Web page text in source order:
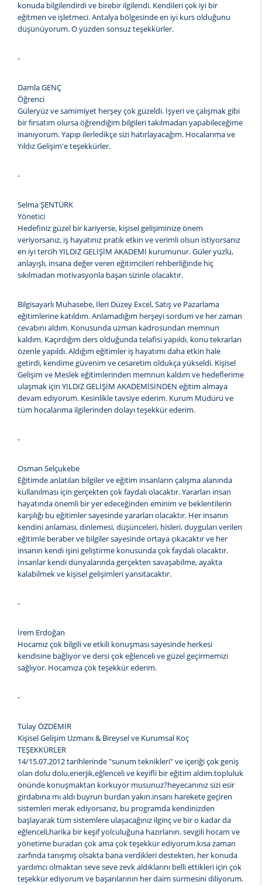
konuda bilgilendirdi ve birebir ilgilendi. Kendileri çok iyi bir
eğitmen ve işletmeci. Antalya bölgesinde en iyi kurs olduğunu
düşünüyorum. O yüzden sonsuz teşekkürler.
-
Damla GENÇ
Öğrenci
Güleryüz ve samimiyet herşey çok güzeldi. İşyeri ve çalışmak gibi
bir fırsatım olursa öğrendiğim bilgileri takılmadan yapabileceğime
inanıyorum. Yapıp ilerledikçe sizi hatırlayacağım. Hocalarıma ve
Yıldız Gelişim'e teşekkürler.
-
Selma ŞENTÜRK
Yönetici
Hedefiniz güzel bir kariyerse, kişisel gelişiminize önem
veriyorsanız, iş hayatınız pratik etkin ve verimli olsun istiyorsanız
en iyi tercih YILDIZ GELİŞİM AKADEMİ kurumunur. Güler yüzlü,
anlayışlı, insana değer veren eğitimcileri rehberliğinde hiç
sıkılmadan motivasyonla başarı sizinle olacaktır.
Bilgisayarlı Muhasebe, İleri Düzey Excel, Satış ve Pazarlama
eğitimlerine katıldım. Anlamadığım herşeyi sordum ve her zaman
cevabını aldım. Konusunda uzman kadrosundan memnun
kaldım. Kaçırdığım ders olduğunda telafisi yapıldı. konu tekrarları
özenle yapıldı. Aldığım eğitimler iş hayatımı daha etkin hale
getirdi, kendime güvenim ve cesaretim oldukça yükseldi. Kişisel
Gelişim ve Meslek eğitimlerinden memnun kaldım ve hedeflerime
ulaşmak için YILDIZ GELİŞİM AKADEMİSİNDEN eğitim almaya
devam ediyorum. Kesinlikle tavsiye ederim. Kurum Müdürü ve
tüm hocalarıma ilgilerinden dolayı teşekkür ederim.
-
Osman Selçukebe
Eğitimde anlatılan bilgiler ve eğitim insanların çalışma alanında
kullanılması için gerçekten çok faydalı olacaktır. Yararları insan
hayatında önemli bir yer edeceğinden eminim ve beklentilerin
karşılığı bu eğitimler sayesinde yararları olacaktır. Her insanın
kendini anlaması, dinlemesi, düşünceleri, hisleri, duyguları verilen
eğitimle beraber ve bilgiler sayesinde ortaya çıkacaktır ve her
insanın kendi işini geliştirme konusunda çok faydalı olacaktır.
İnsanlar kendi dünyalarında gerçekten savaşabilme, ayakta
kalabilmek ve kişisel gelişimleri yansıtacaktır.
-
İrem Erdoğan
Hocamız çok bilgili ve etkili konuşması sayesinde herkesi
kendisine bağlıyor ve dersi çok eğlenceli ve güzel geçirmemizi
sağlıyor. Hocamıza çok teşekkür ederim.
-
Tülay ÖZDEMİR
Kişisel Gelişim Uzmanı & Bireysel ve Kurumsal Koç
TEŞEKKÜRLER
14/15.07.2012 tarihlerinde "sunum teknikleri" ve içeriği çok geniş
olan dolu dolu,enerjik,eğlenceli ve keyifli bir eğitim aldım.topluluk
önünde konuşmaktan korkuyor musunuz?heyecanınız sizi esir
girdabına mı aldı buyrun burdan yakın.insanı harekete geçiren
sistemleri merak ediyorsanız, bu programda kendinizden
başlayarak tüm sistemlere ulaşacağınız ilginç ve bir o kadar da
eğlenceli,harika bir keşif yolculuğuna hazırlanın. sevgili hocam ve
yönetime buradan çok ama çok teşekkür ediyorum.kısa zaman
zarfında tanışmış olsakta bana verdikleri destekten, her konuda
yardımcı olmaktan seve seve zevk aldıklarını belli ettikleri için çok
teşekkür ediyorum ve başarılarının her daim sürmesini diliyorum.